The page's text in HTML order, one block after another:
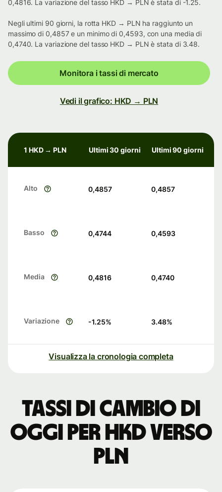
0,4816. La variazione del tasso HKD → PLN è stata di -1.25.
Negli ultimi 90 giorni, la rotta HKD → PLN ha raggiunto un
massimo di 0,4857 e un minimo di 0,4593, con una media di
0,4740. La variazione del tasso HKD → PLN è stata di 3.48.
Monitora i tassi di mercato
Vedi il grafico: HKD → PLN
1 HKD → PLN Ultimi 30 giorni Ultimi 90 giorni
Alto 0,4857 0,4857
Basso 0,4744 0,4593
Media 0,4816 0,4740
Variazione -1.25% 3.48%
Visualizza la cronologia completa
Tassi di cambio di
oggi per HKD verso
PLN